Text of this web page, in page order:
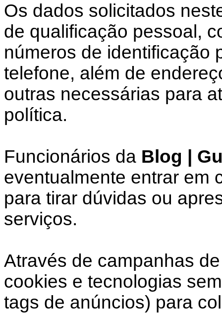
Os dados solicitados
de qualificação pessoal,
números de identificação
telefone, além de
outras necessárias para
política.
Funcionários da Blog |
eventualmente entrar em
para tirar dúvidas ou
serviços.
Através de campanhas
cookies e tecnologias
tags de anúncios) para